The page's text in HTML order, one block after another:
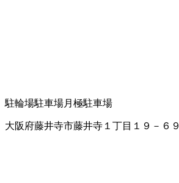
駐輪場駐車場月極駐車場
大阪府藤井寺市藤井寺１丁目１９－６９